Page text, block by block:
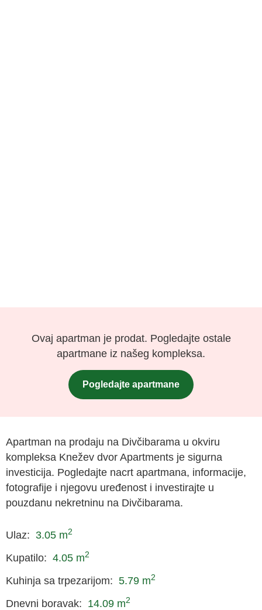
Ovaj apartman je prodat. Pogledajte ostale
apartmane iz našeg kompleksa.
Pogledajte apartmane
Apartman na prodaju na Divčibarama u okviru
kompleksa Knežev dvor Apartments je sigurna
investicija. Pogledajte nacrt apartmana, informacije,
fotografije i njegovu uređenost i investirajte u
pouzdanu nekretninu na Divčibarama.
Ulaz: 3.05 m2
Kupatilo: 4.05 m2
Kuhinja sa trpezarijom: 5.79 m2
Dnevni boravak: 14.09 m2